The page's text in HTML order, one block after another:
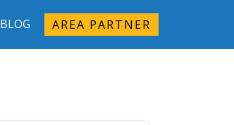
BLOG AREA PARTNER